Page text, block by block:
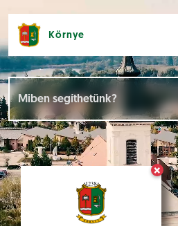
×
Környe
Hírek []
Események []
Dokumentumok []